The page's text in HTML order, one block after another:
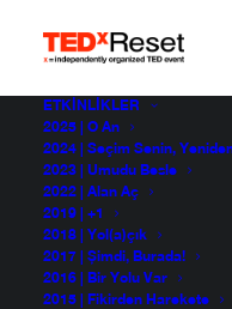
ETKINLIKLER
2025 | O An
2024 | Seçim Senin,
2023 | Umudu Besle
2022 | Alan Aç
2019 | +1
2018 | Yol(a)çık
2017 | Şimdi, Burada!
2016 | Bir Yolu Var
2015 | Fikirden Harekete